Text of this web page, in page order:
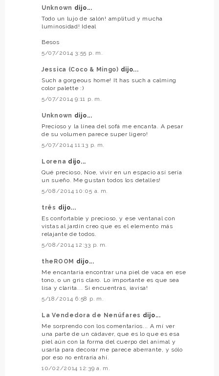
Unknown dijo...
Todo un lujo de salón! amplitud y mucha
luminosidad! Ideal
Besos
5/07/2014 3:55 p. m.
Jessica (Coco & Mingo) dijo...
Such a gorgeous home! It has such a calming
color palette :)
5/07/2014 9:11 p. m.
Unknown dijo...
Precioso y la línea del sofá me encanta. A pesar
de su volumen parece super ligero!
5/07/2014 11:13 p. m.
Lorena dijo...
Qué precioso, Noe, vivir en un espacio así sería
un sueño. Me gustan todos los detalles!
5/08/2014 10:05 a. m.
três dijo...
Es confortable y precioso, y ese ventanal con
vistas al jardín creo que es el elemento más
relajante de todos.
5/08/2014 12:33 p. m.
theROOM dijo...
Me encantaría encontrar una piel de vaca en ese
tono, o un gris claro. Lo importante es que sea
lisa y clarita... Si encuentras, ¡avisa!
5/18/2014 6:58 p. m.
La Vendedora de Nenúfares dijo...
Me sorprendo con los comentarios... A mí ver
una parte de un cádaver, que es lo que es esa
piel aún con la forma del cuerpo del animal y
usarla para decorar me parece aberrante, y sólo
por eso no entraría ahí.
10/02/2014 12:39 a. m.